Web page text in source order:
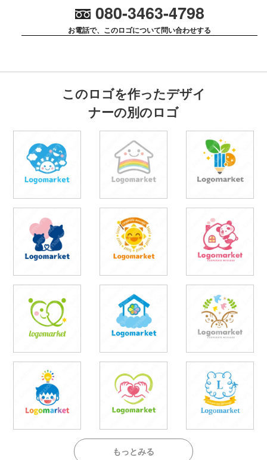
080-3463-4798
お電話で、このロゴについて問い合わせする
このロゴを作ったデザイ
ナーの別のロゴ
もっとみる